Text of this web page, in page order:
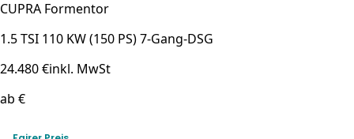
CUPRA Formentor
1.5 TSI 110 KW (150 PS) 7-Gang-DSG
24.480 €inkl. MwSt
ab €